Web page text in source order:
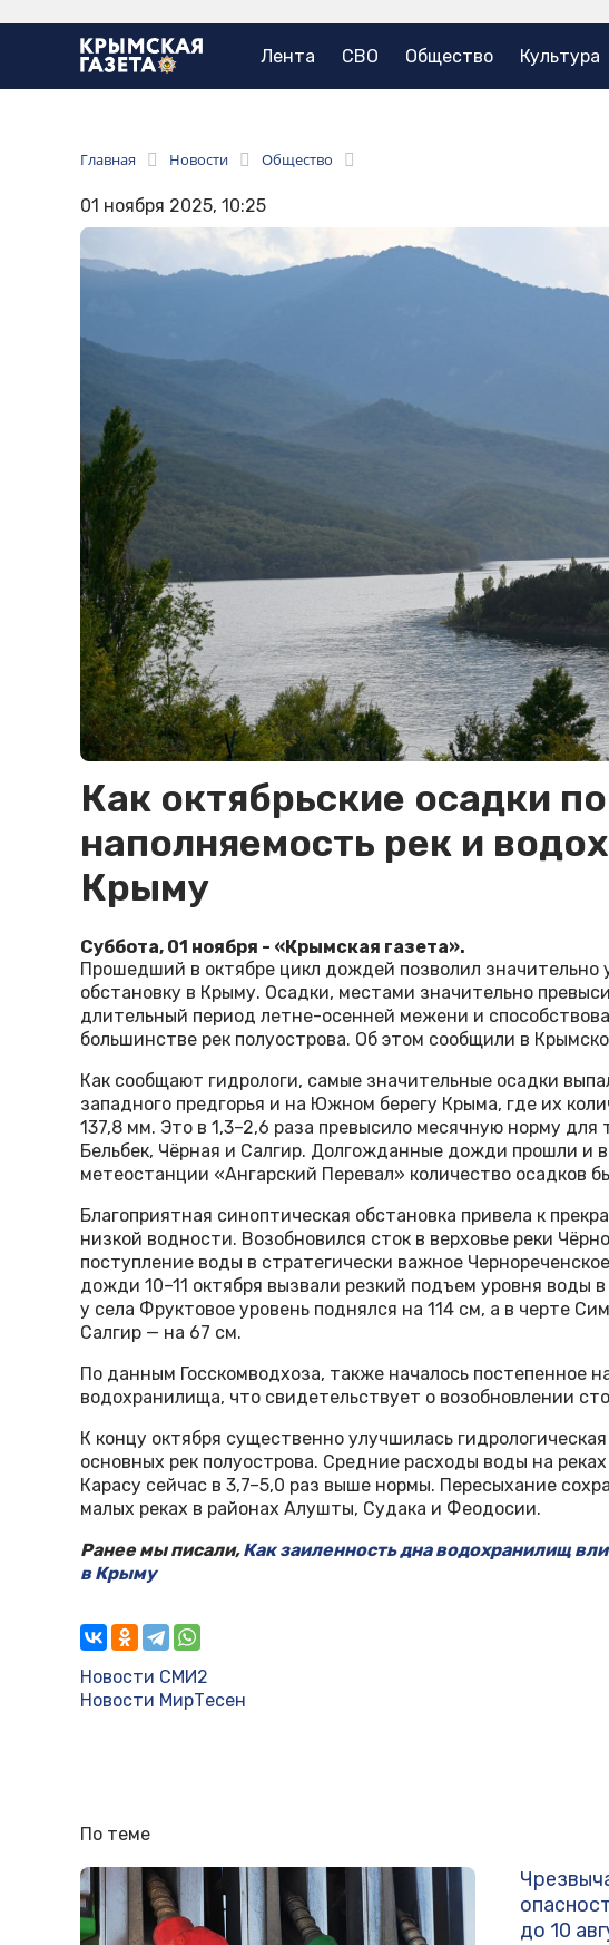
Лента СВО Общество Культура
Главная Новости Общество
01 ноября 2025, 10:25
Как октябрьские осадки
наполняемость рек и
Крыму
Суббота, 01 ноября - «Крымская газета».
Прошедший в октябре цикл дождей позволил значительно
обстановку в Крыму. Осадки, местами значительно
длительный период летне-осенней межени и
большинстве рек полуострова. Об этом сообщили в
Как сообщают гидрологи, самые значительные осадки
западного предгорья и на Южном берегу Крыма, где их
137,8 мм. Это в 1,3–2,6 раза превысило месячную норму для
Бельбек, Чёрная и Салгир. Долгожданные дожди прошли и
метеостанции «Ангарский Перевал» количество осадков
Благоприятная синоптическая обстановка привела к
низкой водности. Возобновился сток в верховье реки
поступление воды в стратегически важное
дожди 10–11 октября вызвали резкий подъем уровня воды в
у села Фруктовое уровень поднялся на 114 см, а в черте
Салгир — на 67 см.
По данным Госскомводхоза, также началось постепенное
водохранилища, что свидетельствует о возобновлении
К концу октября существенно улучшилась
основных рек полуострова. Средние расходы воды на
Карасу сейчас в 3,7–5,0 раз выше нормы. Пересыхание
малых реках в районах Алушты, Судака и Феодосии.
Ранее мы писали,Как заиленность дна водохранилищ
в Крыму
Новости СМИ2
Новости МирТесен
По теме
до 10